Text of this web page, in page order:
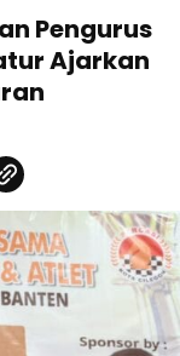
Pengurus
Ajarkan